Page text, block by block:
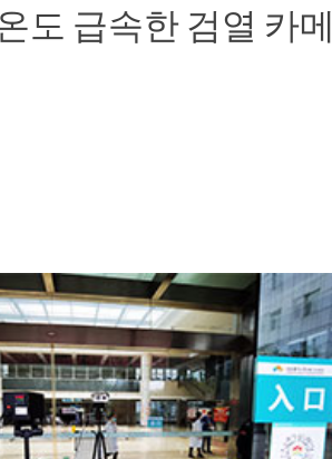
H.265/MJPEG
640*352/320*240
~ 30fps 조절)
지원 고정 비트 박동 가변 비트 박동
도 급속한 검열 카메